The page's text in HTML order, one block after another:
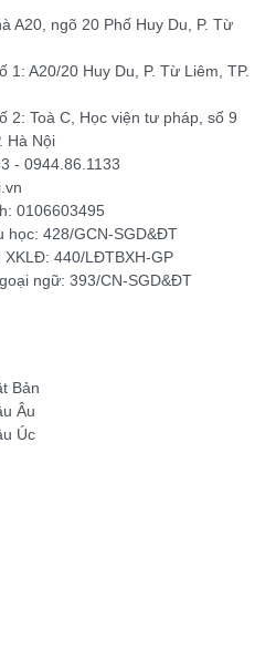
A20, ngõ 20 Phố Huy Du, P. Từ
1: A20/20 Huy Du, P. Từ Liêm, TP.
2: Toà C, Học viện tư pháp, số 9
Hà Nội
- 0944.86.1133
0106603495
học: 428/GCN-SGD&ĐT
XKLĐ: 440/LĐTBXH-GP
ngữ: 393/CN-SGD&ĐT
Bản
Âu
Úc